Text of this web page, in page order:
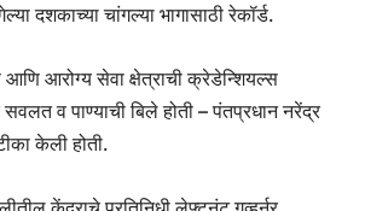
दशकाच्या चांगल्या भागासाठी रेकॉर्ड.
आणि आरोग्य सेवा क्षेत्राची क्रेडेन्शियल्स
व पाण्याची बिले होती – पंतप्रधान नरेंद्र
केली होती.